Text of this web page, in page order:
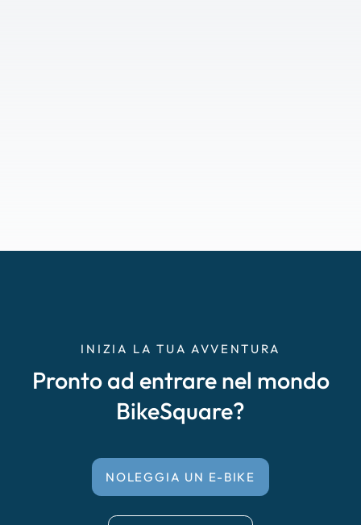
INIZIA LA TUA AVVENTURA
Pronto ad entrare nel mondo
BikeSquare?
NOLEGGIA UN E-BIKE